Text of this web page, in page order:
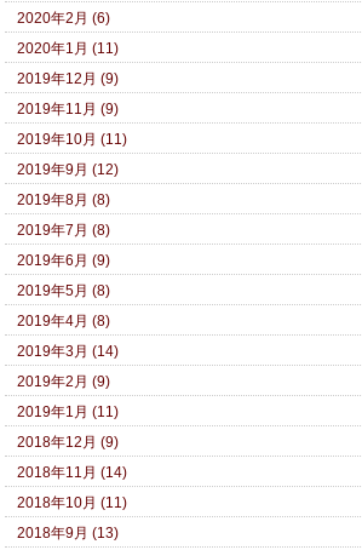
2020年2月 (6)
2020年1月 (11)
2019年12月 (9)
2019年11月 (9)
2019年10月 (11)
2019年9月 (12)
2019年8月 (8)
2019年7月 (8)
2019年6月 (9)
2019年5月 (8)
2019年4月 (8)
2019年3月 (14)
2019年2月 (9)
2019年1月 (11)
2018年12月 (9)
2018年11月 (14)
2018年10月 (11)
2018年9月 (13)